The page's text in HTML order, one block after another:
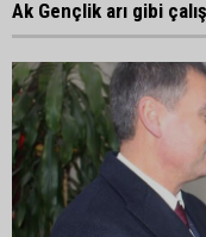
Ak Gençlik arı gibi